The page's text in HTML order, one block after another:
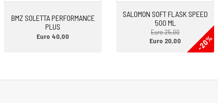
(disponibile come accessorio)
Compatibilità pile: alcaline, litio o ricaricabili Ni-MH
Impermeabilità: IPX4 (resistente alle intemperie)
Certificazione (i): CE
BMZ SOLETTA PERFORMANCE
PLUS
Euro 40,00
SALOMON SOFT FLASK SPEED
500 ML
Euro 25,00
-20%
Euro 20,00